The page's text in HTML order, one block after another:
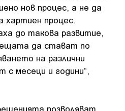
нов процес, а не да
хартиен процес.
до такова развитие,
да стават по
на различни
с месеци и години“,
позволяват,